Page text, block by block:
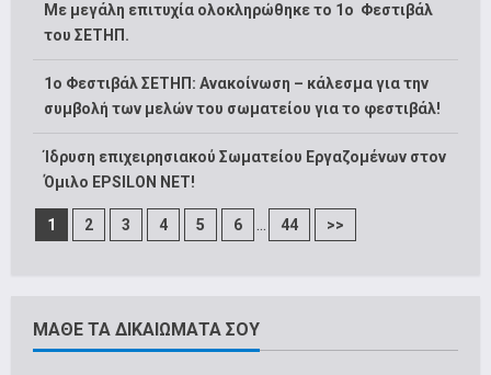
Με μεγάλη επιτυχία ολοκληρώθηκε το 1ο Φεστιβάλ
του ΣΕΤΗΠ.
1o Φεστιβάλ ΣΕΤΗΠ: Ανακοίνωση – κάλεσμα για την
συμβολή των μελών του σωματείου για το φεστιβάλ!
Ίδρυση επιχειρησιακού Σωματείου Εργαζομένων στον
Όμιλο EPSILON NET!
1 2 3 4 5 6 ... 44 >>
ΜΑΘΕ ΤΑ ΔΙΚΑΙΩΜΑΤΑ ΣΟΥ